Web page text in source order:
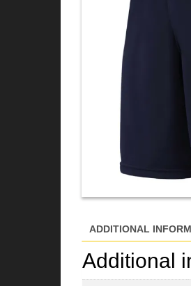
ADDITIONAL
Additional